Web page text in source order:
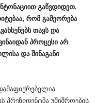
გაწვდიდეთ.
რომ გამეორება
თავს და
პროცესი არ
და შინაგანი
პრეზიდენტმა უშიშროების